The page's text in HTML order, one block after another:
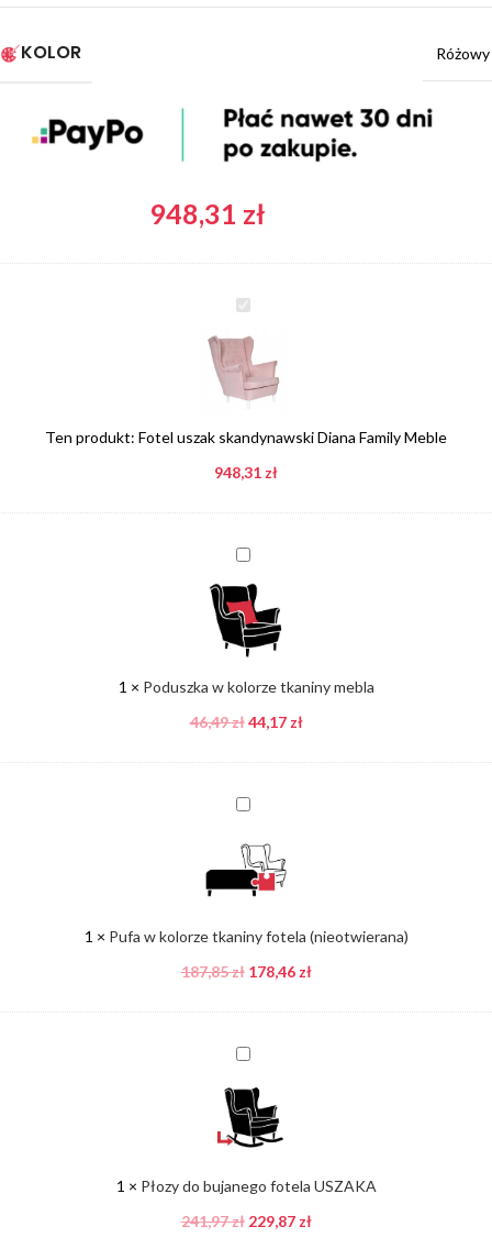
KOLOR Różowy
948,31 zł
Fotel
skandynawski
Diana
Family
Ten produkt: Fotel uszak skandynawski Diana Family Meble
948,31 zł
Poduszka
kolorze
tkaniny
mebla
1 × Poduszka w kolorze tkaniny mebla
46,49zł 44,17 zł
Pufa
kolorze
tkaniny
fotela
1 × Pufa w kolorze tkaniny fotela (nieotwierana)
187,85zł 178,46 zł
Płozy
bujanego
fotela
USZAKA
1 × Płozy do bujanego fotela USZAKA
241,97zł 229,87 zł